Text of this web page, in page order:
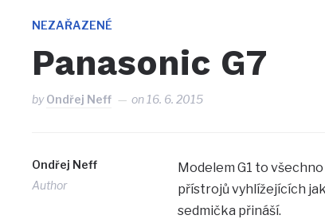
NAVIGATION
NEZAŘAZENÉ
Panasonic G7
byOndřej Neff on 16. 6. 2015
Ondřej Neff
Author
Modelem G1 to
přístrojů vyhlížejících
sedmička přináší.